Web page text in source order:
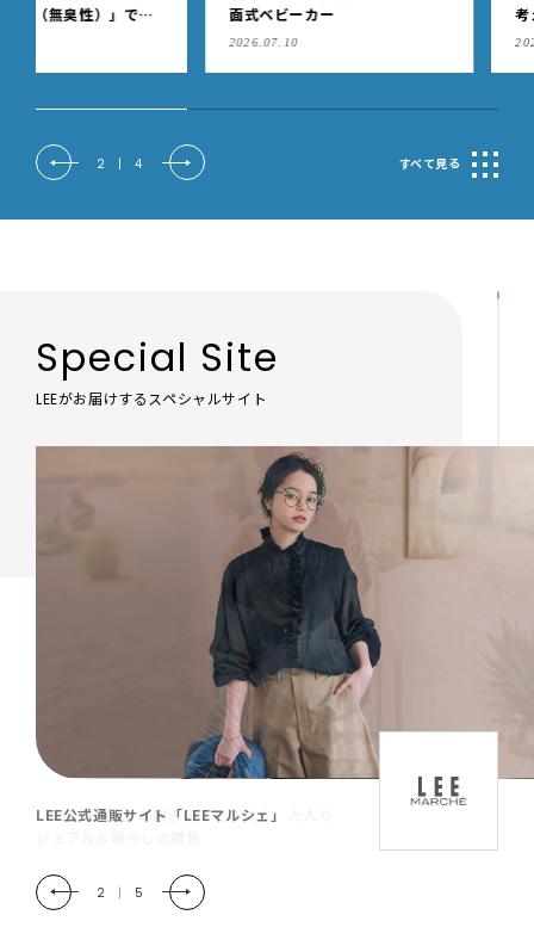
面式ベビーカー
考える「ブラデリスニュー
2 | 4 すべて見る
Special Site
LEEがお届けするスペシャルサイト
「LEE DAYS」本物志向にときめく。大人カ
2 | 5